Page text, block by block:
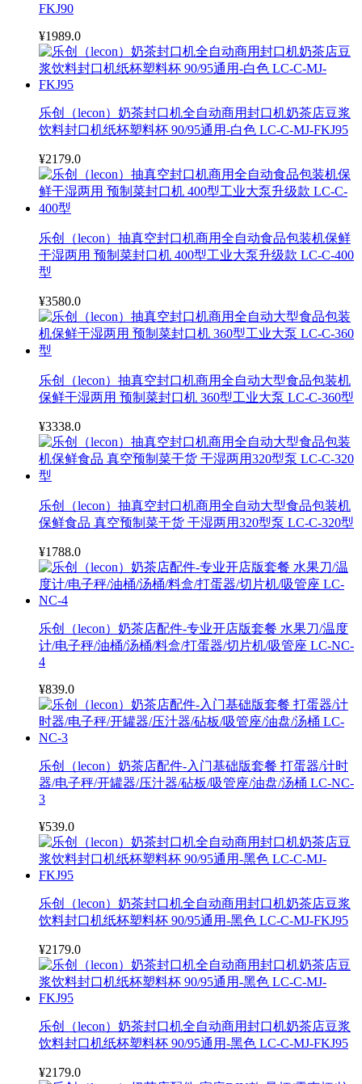
FKJ90
¥1989.0
乐创（lecon）奶茶封口机全自动商用封口机奶茶店豆浆
饮料封口机纸杯塑料杯 90/95通用-白色 LC-C-MJ-FKJ95
¥2179.0
乐创（lecon）抽真空封口机商用全自动食品包装机保鲜
干湿两用 预制菜封口机 400型工业大泵升级款 LC-C-400
型
¥3580.0
乐创（lecon）抽真空封口机商用全自动大型食品包装机
保鲜干湿两用 预制菜封口机 360型工业大泵 LC-C-360型
¥3338.0
乐创（lecon）抽真空封口机商用全自动大型食品包装机
保鲜食品 真空预制菜干货 干湿两用320型泵 LC-C-320型
¥1788.0
乐创（lecon）奶茶店配件-专业开店版套餐 水果刀/温度
计/电子秤/油桶/汤桶/料盒/打蛋器/切片机/吸管座 LC-NC-
4
¥839.0
乐创（lecon）奶茶店配件-入门基础版套餐 打蛋器/计时
器/电子秤/开罐器/压汁器/砧板/吸管座/油盘/汤桶 LC-NC-
3
¥539.0
乐创（lecon）奶茶封口机全自动商用封口机奶茶店豆浆
饮料封口机纸杯塑料杯 90/95通用-黑色 LC-C-MJ-FKJ95
¥2179.0
乐创（lecon）奶茶封口机全自动商用封口机奶茶店豆浆
饮料封口机纸杯塑料杯 90/95通用-黑色 LC-C-MJ-FKJ95
¥2179.0